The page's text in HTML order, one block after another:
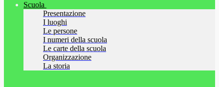
Scuola
Presentazione
I luoghi
Le persone
I numeri della scuola
Le carte della scuola
Organizzazione
La storia